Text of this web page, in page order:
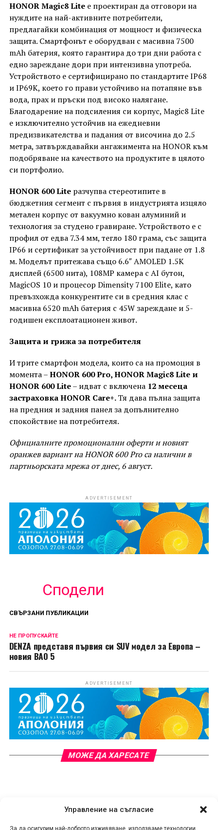
Управление на съгласие
За да осигурим най-доброто изживяване, използваме технологии
HONOR Magic8 Liteе проектиран да отговори на
нуждите на най-активните потребители,
предлагайки комбинация от мощност и физическа
защита. Смартфонът е оборудван с масивна 7500
mAh батерия, която гарантира до три дни работа с
едно зареждане дори при интензивна употреба.
Устройството е сертифицирано по стандартите IP68
и IP69K, което го прави устойчиво на потапяне във
вода, прах и пръски под високо налягане.
Благодарение на подсиления си корпус, Magic8 Lite
е изключително устойчив на ежедневни
предизвикателства и падания от височина до 2.5
метра, затвърждавайки ангажимента на HONOR към
подобряване на качеството на продуктите в цялото
си портфолио.
HONOR 600 Lite разчупва стереотипите в
бюджетния сегмент с първия в индустрията изцяло
метален корпус от вакуумно кован алуминий и
технология за студено гравиране. Устройството е с
профил от едва 7.34 мм, тегло 180 грама, със защита
IP66 и сертификат за устойчивост при падане от 1.8
м. Моделът притежава също 6.6″ AMOLED 1.5K
дисплей (6500 нита), 108MP камера с AI бутон,
MagicOS 10 и процесор Dimensity 7100 Elite, като
превъзхожда конкурентите си в средния клас с
масивна 6520 mAh батерия с 45W зареждане и 5-
годишен експлоатационен живот.
Защита и грижа за потребителя
И трите смартфон модела, които са на промоция в
момента –HONOR 600 Pro, HONOR Magic8 Lite и
HONOR 600 Lite– идват с включена 12 месеца
застраховка HONOR Care+.Тя дава пълна защита
на предния и задния панел за допълнително
спокойствие на потребителя.
Официалните промоционални оферти и новият
оранжев вариант на HONOR 600 Pro са налични в
партньорската мрежа от днес, 6 август.
ADVERTISEMENT
Сподели
СВЪРЗАНИ ПУБЛИКАЦИИ
НЕ ПРОПУСКАЙТЕ
DENZA представя първия си SUV модел за Европа –
новия BAO 5
ADVERTISEMENT
МОЖЕ ДА ХАРЕСАТЕ